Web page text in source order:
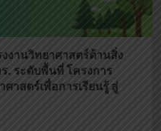
งานวิทยาศาสตร์ด้านสิ่ง
. ระดับพื้นที่ โครงการ
าสตร์เพื่อการเรียนรู้ สู่